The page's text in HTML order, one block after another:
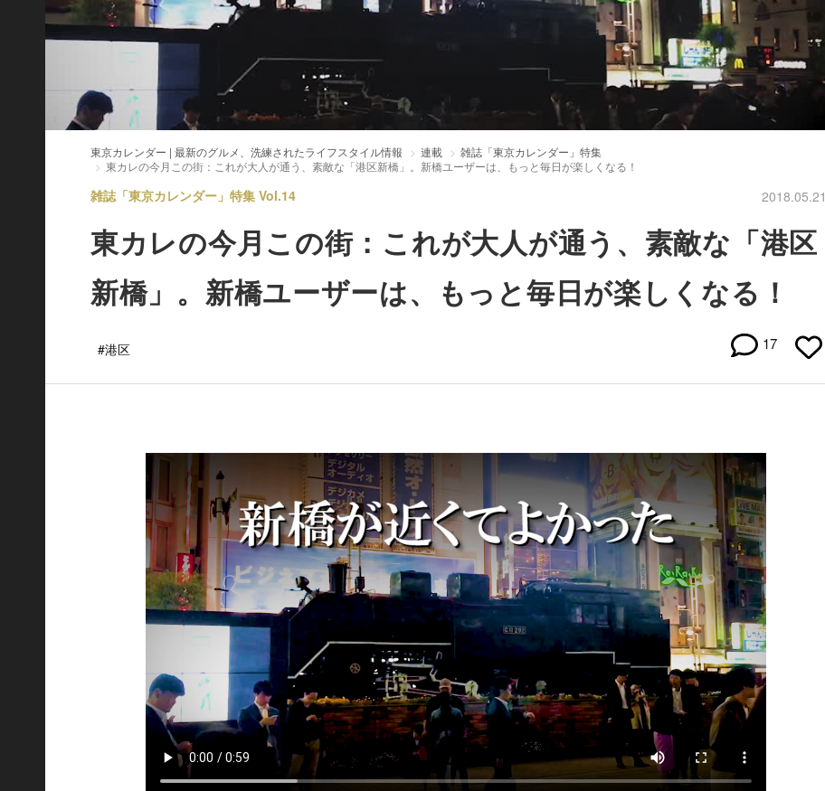
東京カレンダー | 最新のグルメ、洗練されたライフスタイル情報 連載
雑誌「東京カレンダー」特集
東カレの今月この街：これが大人が通う、素敵な「港区新橋」。新橋ユーザーは、もっと毎日が楽しくなる！
雑誌「東京カレンダー」特集 Vol.14 2018.05.21
東カレの今月この街：これが大人が通う、素敵な「港区
新橋」。新橋ユーザーは、もっと毎日が楽しくなる！
#港区 17